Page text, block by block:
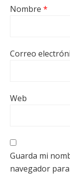
Nombre *
Correo
Web
Guarda mi
navegador